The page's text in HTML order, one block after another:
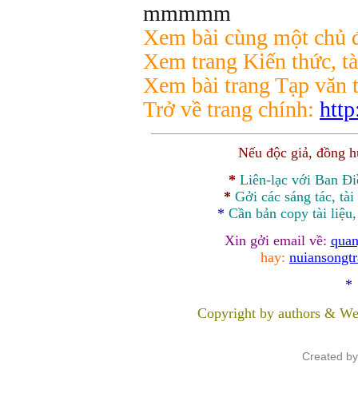
mmmmm
Xem bài cùng một chủ
Xem trang Kiến thức,
Xem bài trang Tạp
Trở về trang chính:
Nếu độc giả, đồng
* Liên-lạc với Ban
* Gởi các sáng tác,
* Cần bản copy tài
Xin gởi email về:
hay:
*
Copyright by authors &
Created